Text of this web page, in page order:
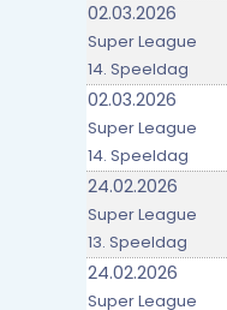
02.03.2026
Super League
14. Speeldag
02.03.2026
Super League
14. Speeldag
24.02.2026
Super League
13. Speeldag
24.02.2026
Super League